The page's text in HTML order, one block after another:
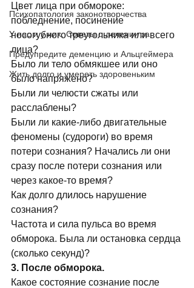
Психопатология законотворчества
У нас и у них. Советы о лечении за
Предупредите деменцию и Альцгеймера
Жить долго и умереть здоровеньким
Цвет лица при обмороке:
побледнение, посинение
носогубного треугольника или всего
лица?
Было ли тело обмякшее или оно
было напряжено?
Были ли челюсти сжаты или
расслаблены?
Были ли какие-либо двигательные
феномены (судороги) во время
потери сознания? Начались ли они
сразу после потери сознания или
через какое-то время?
Как долго длилось нарушение
сознания?
Частота и сила пульса во время
обморока. Была ли остановка сердца
(сколько секунд)?
3. После обморока.
Какое состояние сознание после